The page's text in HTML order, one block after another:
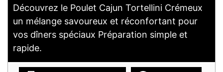
Découvrez le Poulet Cajun Tortellini Crémeux
un mélange savoureux et réconfortant pour
vos dîners spéciaux Préparation simple et
rapide.